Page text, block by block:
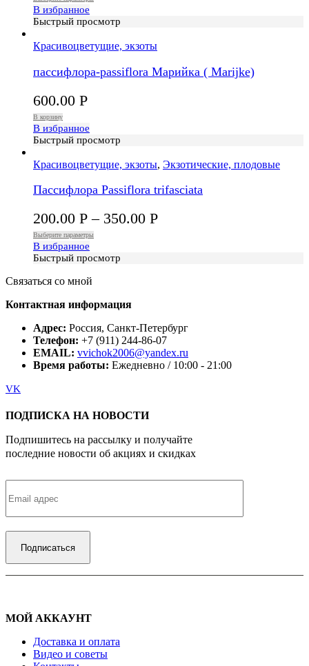
В избранное
Быстрый просмотр
Красивоцветущие, экзоты
пассифлора-passiflora Марийка ( Marijke)
600.00 Р
В корзину
В избранное
Быстрый просмотр
Красивоцветущие, экзоты, Экзотические, плодовые
Пассифлора Passiflora trifasciata
200.00 Р – 350.00 Р
Выберите параметры
В избранное
Быстрый просмотр
Связаться со мной
Контактная информация
Адрес: Россия, Санкт-Петербург
Телефон: +7 (911) 244-86-07
EMAIL: vvichok2006@yandex.ru
Время работы: Ежедневно / 10:00 - 21:00
VK
ПОДПИСКА НА НОВОСТИ
Подпишитесь на рассылку и получайте
последние новости об акциях и скидках
МОЙ АККАУНТ
Доставка и оплата
Видео и советы